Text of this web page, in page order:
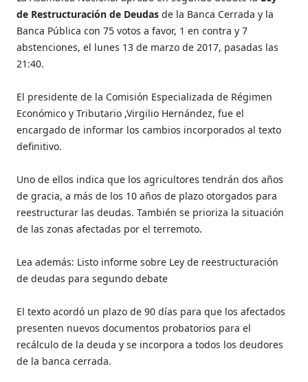
de Restructuración de Deudasde la Banca Cerrada y la
Banca Pública con 75 votos a favor, 1 en contra y 7
abstenciones, el lunes 13 de marzo de 2017, pasadas las
21:40.
El presidente de la Comisión Especializada de Régimen
Económico y Tributario ,Virgilio Hernández, fue el
encargado de informar los cambios incorporados al texto
definitivo.
Uno de ellos indica que los agricultores tendrán dos años
de gracia, a más de los 10 años de plazo otorgados para
reestructurar las deudas. También se prioriza la situación
de las zonas afectadas por el terremoto.
Lea además: Listo informe sobre Ley de reestructuración
de deudas para segundo debate
El texto acordó un plazo de 90 días para que los afectados
presenten nuevos documentos probatorios para el
recálculo de la deuda y se incorpora a todos los deudores
de la banca cerrada.